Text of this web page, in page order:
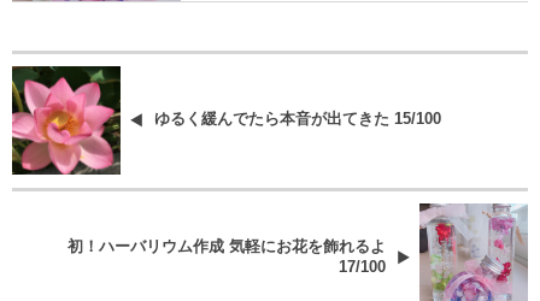
ゆるく緩んでたら本音が出てきた 15/100
初！ハーバリウム作成 気軽にお花を飾れるよ
17/100